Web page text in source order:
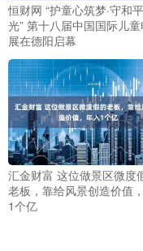
恒财网 “护童心筑梦·守和
光” 第十八届中国国际儿
展在德阳启幕
汇金财富 这位做景区微度
老板，靠给风景创造价值
1个亿